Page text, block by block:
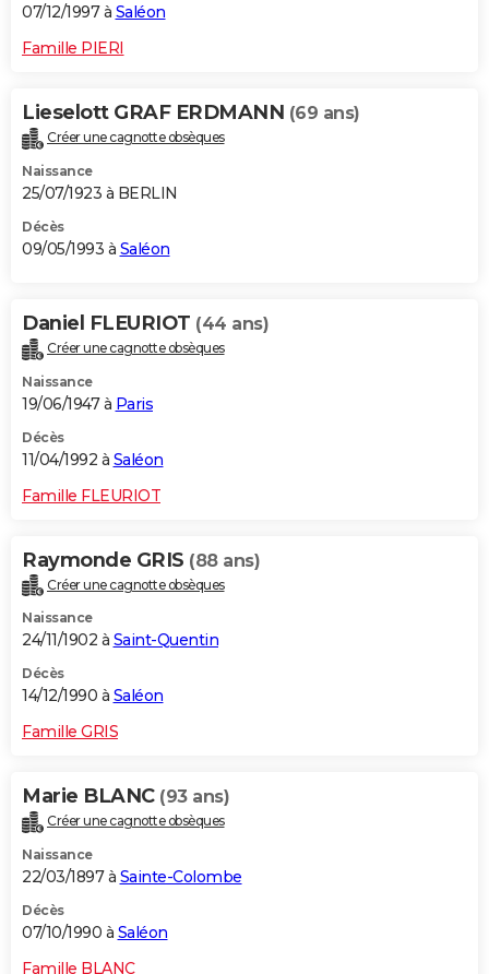
07/12/1997 à Saléon
Famille PIERI
Lieselott GRAF ERDMANN (69 ans)
Créer une cagnotte obsèques
Naissance
25/07/1923 à BERLIN
Décès
09/05/1993 à Saléon
Daniel FLEURIOT (44 ans)
Créer une cagnotte obsèques
Naissance
19/06/1947 à Paris
Décès
11/04/1992 à Saléon
Famille FLEURIOT
Raymonde GRIS (88 ans)
Créer une cagnotte obsèques
Naissance
24/11/1902 à Saint-Quentin
Décès
14/12/1990 à Saléon
Famille GRIS
Marie BLANC (93 ans)
Créer une cagnotte obsèques
Naissance
22/03/1897 à Sainte-Colombe
Décès
07/10/1990 à Saléon
Famille BLANC